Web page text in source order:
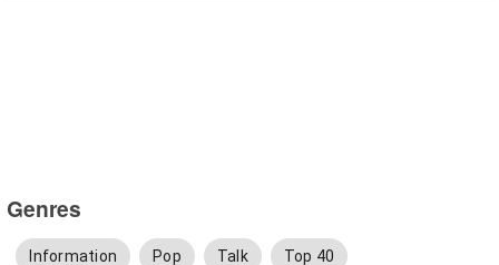
Genres
Information Pop Talk Top 40